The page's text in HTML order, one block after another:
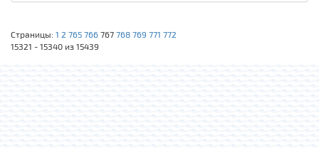
Страницы: 1 2 765 766 767 768 769 771 772
15321 - 15340 из 15439